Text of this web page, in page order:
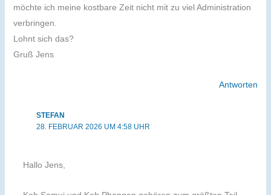
möchte ich meine kostbare Zeit nicht mit zu viel Administration
verbringen.
Lohnt sich das?
Gruß Jens
Antworten
STEFAN
28. FEBRUAR 2026 UM 4:58 UHR
Hallo Jens,